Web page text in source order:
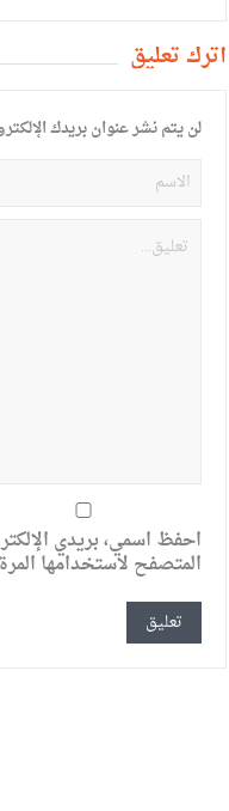
أترك تعليق
لن يتم نشر عنوان بريدك
احفظ اسمي، بريدي
المتصفح لاستخدامها